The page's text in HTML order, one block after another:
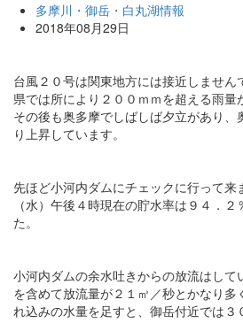
多摩川・御岳・白丸湖情報
2018年08月29日
台風２０号は関東地方には接近しません
県では所により２００ｍｍを超える雨量
その後も奥多摩でしばしば夕立があり、
り上昇しています。
先ほど小河内ダムにチェックに行って来
（水）午後４時現在の貯水率は９４．
た。
小河内ダムの余水吐きからの放流はして
を含めて放流量が２１㎥／秒とかなり
れ込みの水量を足すと、御岳付近では３